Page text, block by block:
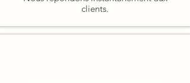
clients.